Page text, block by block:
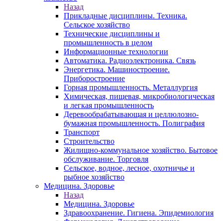
Назад
Прикладные дисциплины. Техника.
Сельское хозяйство
Технические дисциплины и
промышленность в целом
Информационные технологии
Автоматика. Радиоэлектроника. Связь
Энергетика. Машиностроение.
Приборостроение
Горная промышленность. Металлургия
Химическая, пищевая, микробиологическая
и легкая промышленность
Деревообрабатывающая и целлюлозно-
бумажная промышленность. Полиграфия
Транспорт
Строительство
Жилищно-коммунальное хозяйство. Бытовое
обслуживание. Торговля
Сельское, водное, лесное, охотничье и
рыбное хозяйство
Медицина. Здоровье
Назад
Медицина. Здоровье
Здравоохранение. Гигиена. Эпидемиология